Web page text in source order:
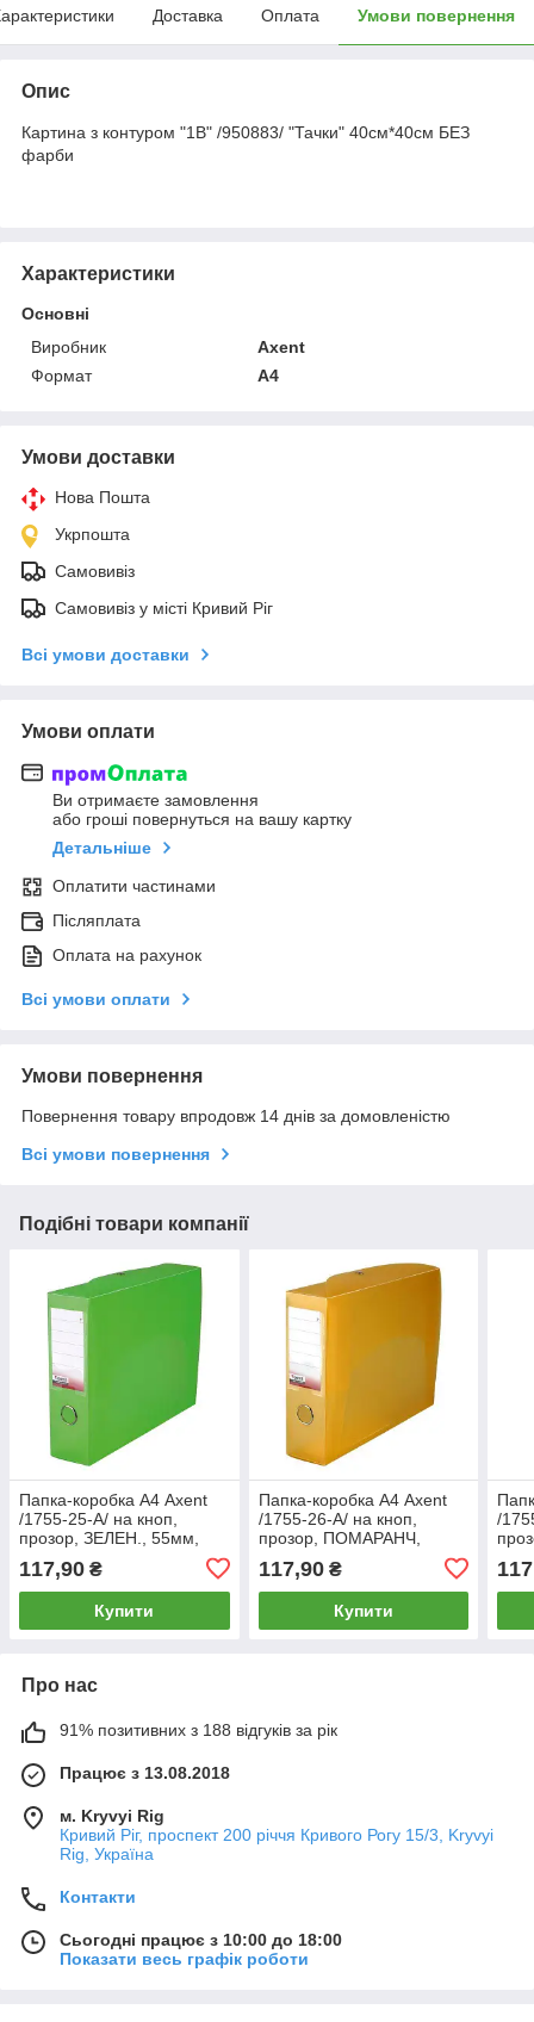
Доставка Оплата Умови повернення
Опис
Картина з контуром "1В" /950883/ "Тачки" 40см*40см БЕЗ
фарби
Характеристики
Основні
Виробник
Axent
Формат
A4
Умови доставки
Нова Пошта
Укрпошта
Самовивіз
Самовивіз у місті Кривий Ріг
Всі умови доставки
Умови оплати
Ви отримаєте замовлення
або гроші повернуться на вашу картку
Детальніше
Оплатити частинами
Післяплата
Оплата на рахунок
Всі умови оплати
Умови повернення
Повернення товару впродовж 14 днів за домовленістю
Всі умови повернення
Подібні товари компанії
Папка-коробка А4 Axent
/1755-25-A/ на кноп,
прозор, ЗЕЛЕН., 55мм,
117,90 ₴
Купити
Папка-коробка А4 Axent
/1755-26-A/ на кноп,
прозор, ПОМАРАНЧ,
117,90₴
Купити
/
Про нас
91% позитивних з 188 відгуків за рік
Працює з 13.08.2018
м. Kryvyi Rig
Кривий Ріг, проспект 200 річчя Кривого Рогу 15/3, Kryvyi
Rig, Україна
Контакти
Сьогодні працює з 10:00 до 18:00
Показати весь графік роботи